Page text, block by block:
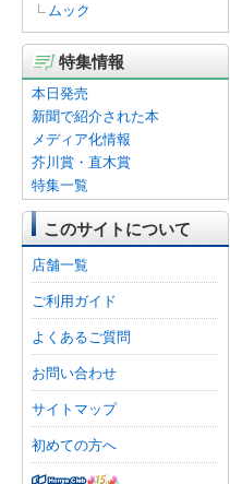
ムック
特集情報
本日発売
新聞で紹介された本
メディア化情報
芥川賞・直木賞
特集一覧
このサイトについて
店舗一覧
ご利用ガイド
よくあるご質問
お問い合わせ
サイトマップ
初めての方へ